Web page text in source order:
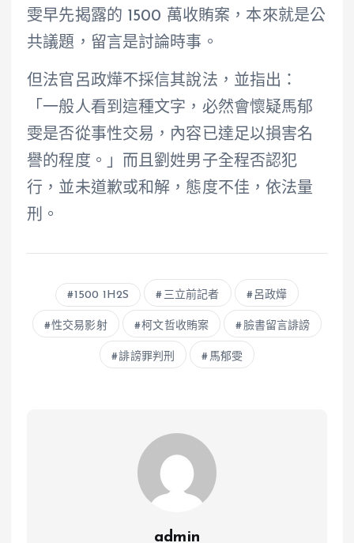
雯早先揭露的 1500 萬收賄案，本來就是公
共議題，留言是討論時事。
但法官呂政燁不採信其說法，並指出：
「一般人看到這種文字，必然會懷疑馬郁
雯是否從事性交易，內容已達足以損害名
譽的程度。」而且劉姓男子全程否認犯
行，並未道歉或和解，態度不佳，依法量
刑。
1500 1H2S 三立前記者 呂政燁
性交易影射 柯文哲收賄案 臉書留言誹謗
誹謗罪判刑 馬郁雯
admin